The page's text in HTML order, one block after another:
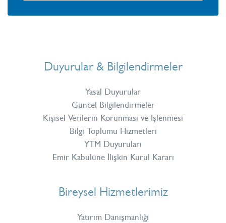
Duyurular & Bilgilendirmeler
Yasal Duyurular
Güncel Bilgilendirmeler
Kişisel Verilerin Korunması ve İşlenmesi
Bilgi Toplumu Hizmetleri
YTM Duyuruları
Emir Kabulüne İlişkin Kurul Kararı
Bireysel Hizmetlerimiz
Yatırım Danışmanlığı